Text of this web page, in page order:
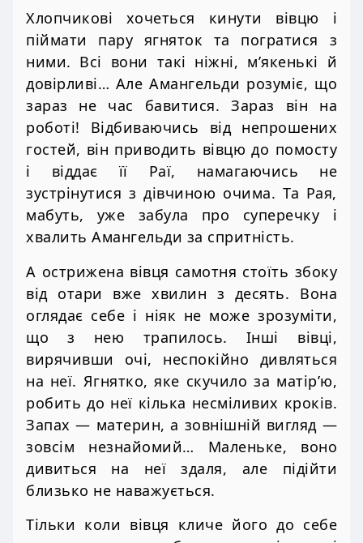
Хлопчикові хочеться кинути вівцю і
піймати пару ягняток та погратися з
ними. Всі вони такі ніжні, м’якенькі й
довірливі… Але Амангельди розуміє, що
зараз не час бавитися. Зараз він на
роботі! Відбиваючись від непрошених
гостей, він приводить вівцю до помосту
і віддає її Раї, намагаючись не
зустрінутися з дівчиною очима. Та Рая,
мабуть, уже забула про суперечку і
хвалить Амангельди за спритність.
А острижена вівця самотня стоїть збоку
від отари вже хвилин з десять. Вона
оглядає себе і ніяк не може зрозуміти,
що з нею трапилось. Інші вівці,
вирячивши очі, неспокійно дивляться
на неї. Ягнятко, яке скучило за матір’ю,
робить до неї кілька несміливих кроків.
Запах — материн, а зовнішній вигляд —
зовсім незнайомий… Маленьке, воно
дивиться на неї здаля, але підійти
близько не наважується.
Тільки коли вівця кличе його до себе